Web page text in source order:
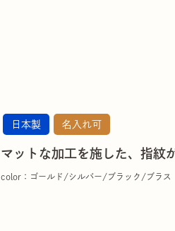
日本製 名入れ可
マットな加工を施した、指紋
color：ゴールド/シルバー/ブラック/ブラス